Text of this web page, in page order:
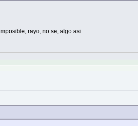
rayo, no se, algo asi